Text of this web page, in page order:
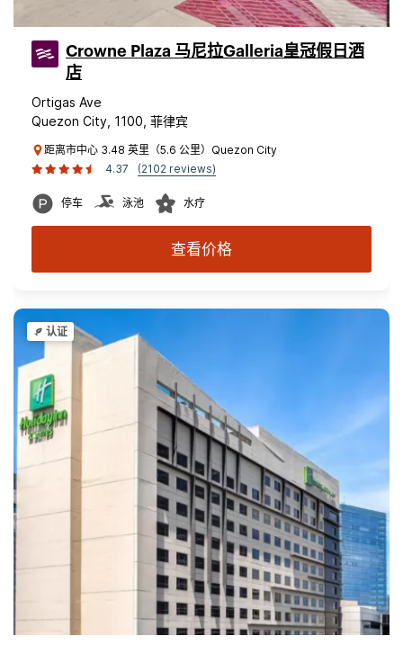
Crowne Plaza 马尼拉Galleria皇冠假日酒
店
Ortigas Ave
Quezon City, 1100, 菲律宾
距离市中心 3.48 英里（5.6 公里）Quezon City
4.37
(2102 reviews)
停车 泳池 水疗
查看价格
认证